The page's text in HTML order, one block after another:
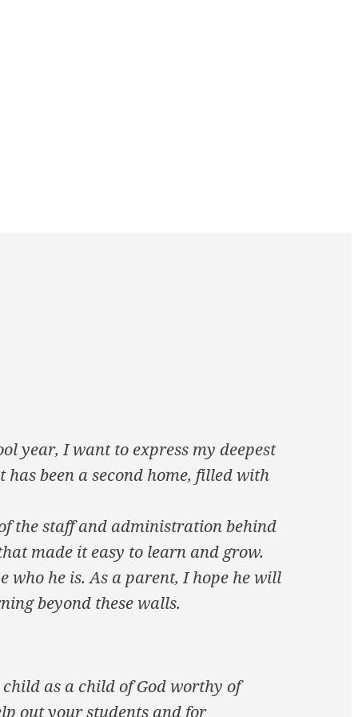
year, I want to express my deepest
been a second home, filled with
the staff and administration behind
made it easy to learn and grow.
who he is. As a parent, I hope he will
beyond these walls.
as a child of God worthy of
out your students and for